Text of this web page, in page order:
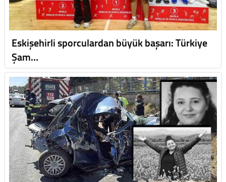
Eskişehirli sporculardan büyük başarı: Türkiye
Şam…